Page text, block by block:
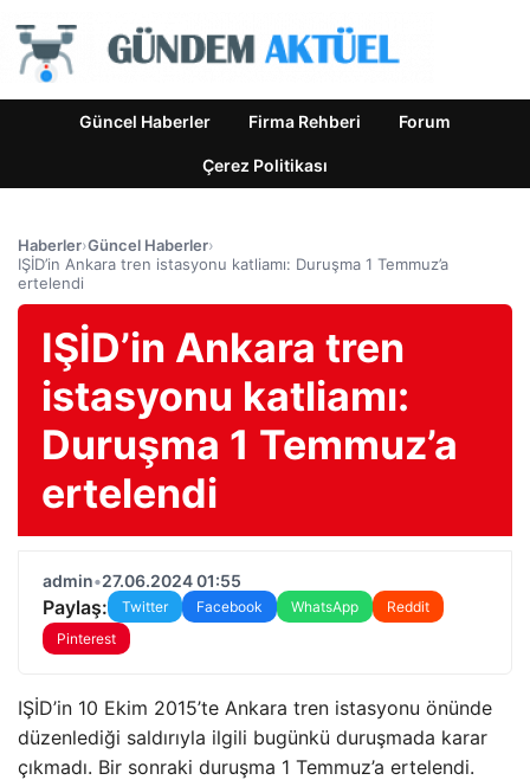
Güncel Haberler Firma Rehberi Forum
Çerez Politikası
Haberler›Güncel Haberler›
IŞİD’in Ankara tren istasyonu katliamı: Duruşma 1 Temmuz’a
ertelendi
IŞİD’in Ankara tren
istasyonu katliamı:
Duruşma 1 Temmuz’a
ertelendi
admin•27.06.2024 01:55
Paylaş: Twitter Facebook WhatsApp
Reddit
Pinterest
IŞİD’in 10 Ekim 2015’te Ankara tren istasyonu önünde
düzenlediği saldırıyla ilgili bugünkü duruşmada karar
çıkmadı. Bir sonraki duruşma 1 Temmuz’a ertelendi.